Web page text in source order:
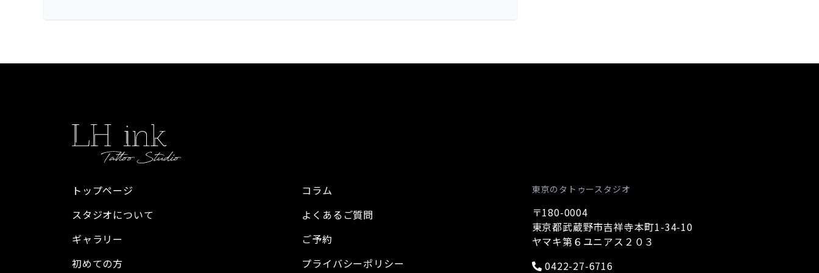
トップページ
スタジオについて
ギャラリー
初めての方
コラム
よくあるご質問
ご予約
プライバシーポリシー
東京のタトゥースタジオ
〒180-0004
東京都武蔵野市吉祥寺本町1-34-10
ヤマキ第６ユニアス２０３
0422-27-6716